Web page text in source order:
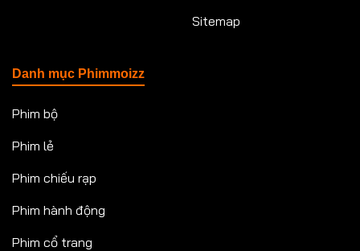
Sitemap
Danh mục Phimmoizz
Phim bộ
Phim lẻ
Phim chiếu rạp
Phim hành động
Phim cổ trang